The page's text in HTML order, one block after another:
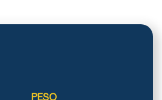
PESO